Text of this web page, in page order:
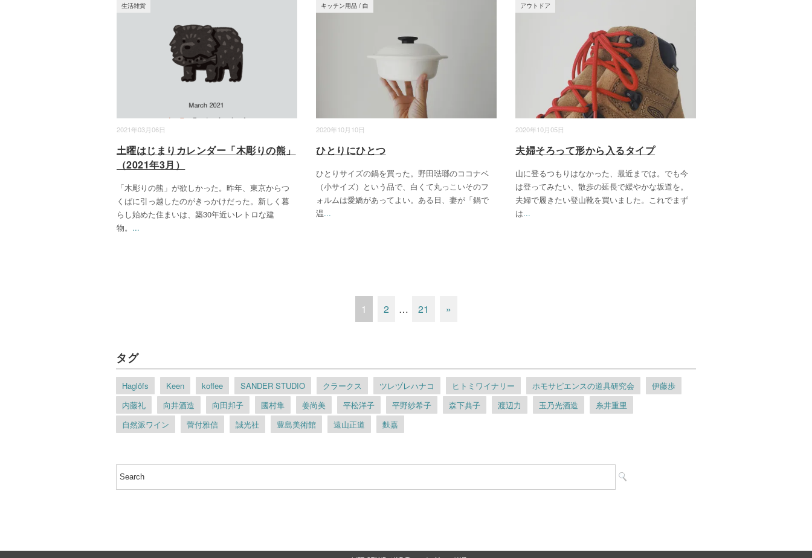
2021年03月06日
生活雑貨
土曜はじまりカレンダー「木彫りの熊」
（2021年3月）
「木彫りの熊」が欲しかった。昨年、東京からつ
くばに引っ越したのがきっかけだった。新しく暮
らし始めた住まいは、築30年近いレトロな建
物。 ...
2020年10月10日
キッチン用品 /白
ひとりにひとつ
ひとりサイズの鍋を買った。野田琺瑯のココナベ
（小サイズ）という品で、白くて丸っこいそのフ
ォルムは愛嬌があってよい。ある日、妻が「鍋で
温...
2020年10月05日
アウトドア
夫婦そろって形から入るタイプ
山に登るつもりはなかった、最近までは。でも今
は登ってみたい、散歩の延長で緩やかな坂道を。
夫婦で履きたい登山靴を買いました。これでまず
は...
1 2 … 21 »
タグ
Haglöfs Keen koffee SANDER STUDIO クラークス ツレヅレハナコ ヒトミワイナリー ホモサピエンスの道具研究会
伊藤歩
内藤礼
向井酒造 向田邦子 國村隼 姜尚美 平松洋子 平野紗希子 森下典子 渡辺力 玉乃光酒造
糸井重里
自然派ワイン
菅付雅信 誠光社 豊島美術館 遠山正道 麩嘉